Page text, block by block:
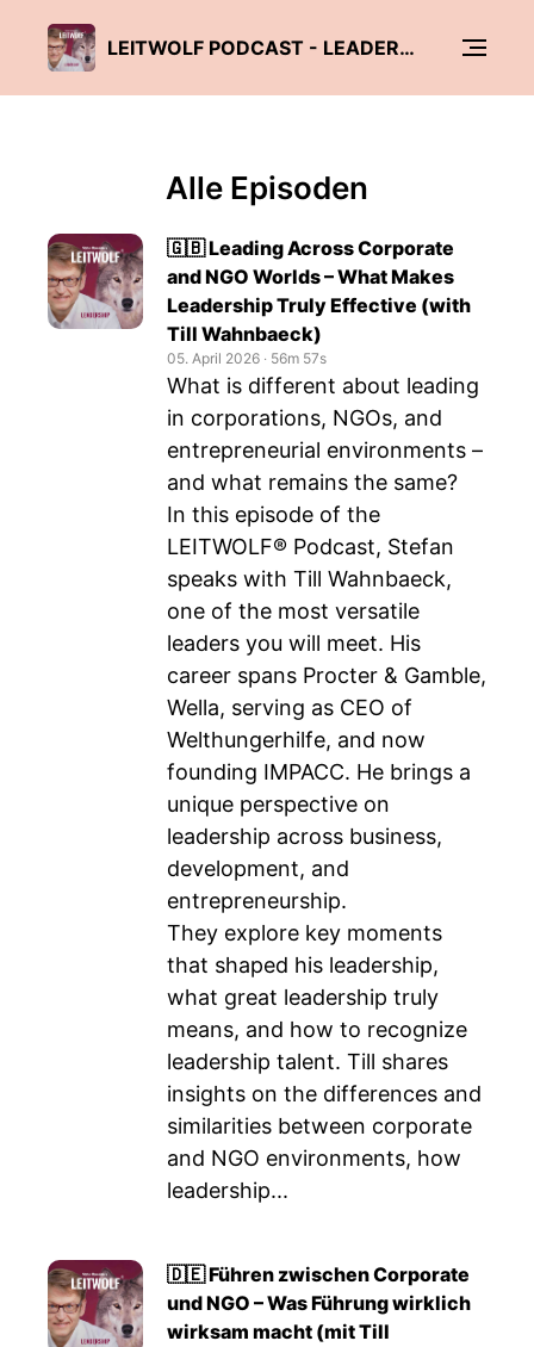
LEITWOLF PODCAST - LEADERSHIP, FÜHRUNG & MANAGEMENT
Alle Episoden
🇬🇧 Leading Across Corporate
and NGO Worlds – What Makes
Leadership Truly Effective (with
Till Wahnbaeck)
05. April 2026 ‧ 56m 57s
What is different about leading
in corporations, NGOs, and
entrepreneurial environments –
and what remains the same?
In this episode of the
LEITWOLF® Podcast, Stefan
speaks with Till Wahnbaeck,
one of the most versatile
leaders you will meet. His
career spans Procter & Gamble,
Wella, serving as CEO of
Welthungerhilfe, and now
founding IMPACC. He brings a
unique perspective on
leadership across business,
development, and
entrepreneurship.
They explore key moments
that shaped his leadership,
what great leadership truly
means, and how to recognize
leadership talent. Till shares
insights on the differences and
similarities between corporate
and NGO environments, how
leadership...
🇩🇪 ⁠Führen zwischen Corporate
und NGO – Was Führung wirklich
wirksam macht (mit Till